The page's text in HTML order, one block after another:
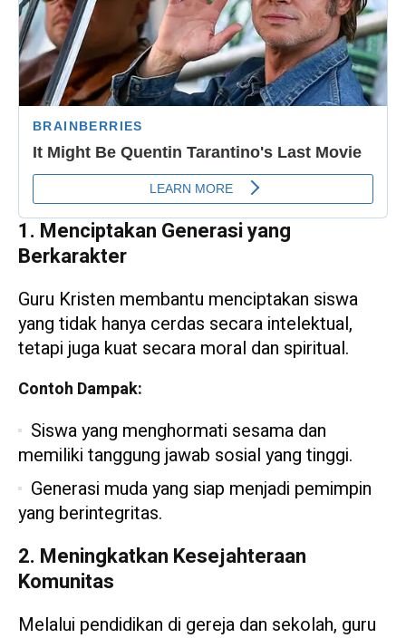
1. Menciptakan Generasi yang
Berkarakter
Guru Kristen membantu menciptakan siswa
yang tidak hanya cerdas secara intelektual,
tetapi juga kuat secara moral dan spiritual.
Contoh Dampak:
Siswa yang menghormati sesama dan
memiliki tanggung jawab sosial yang tinggi.
Generasi muda yang siap menjadi pemimpin
yang berintegritas.
2. Meningkatkan Kesejahteraan
Komunitas
Melalui pendidikan di gereja dan sekolah, guru